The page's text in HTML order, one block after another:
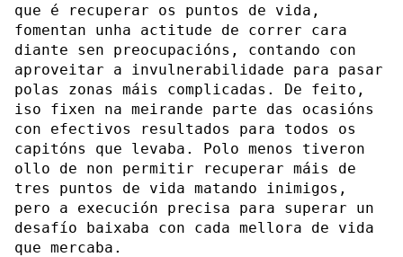
que é recuperar os puntos de vida,
fomentan unha actitude de correr cara
diante sen preocupacións, contando con
aproveitar a invulnerabilidade para pasar
polas zonas máis complicadas. De feito,
iso fixen na meirande parte das ocasións
con efectivos resultados para todos os
capitóns que levaba. Polo menos tiveron
ollo de non permitir recuperar máis de
tres puntos de vida matando inimigos,
pero a execución precisa para superar un
desafío baixaba con cada mellora de vida
que mercaba.